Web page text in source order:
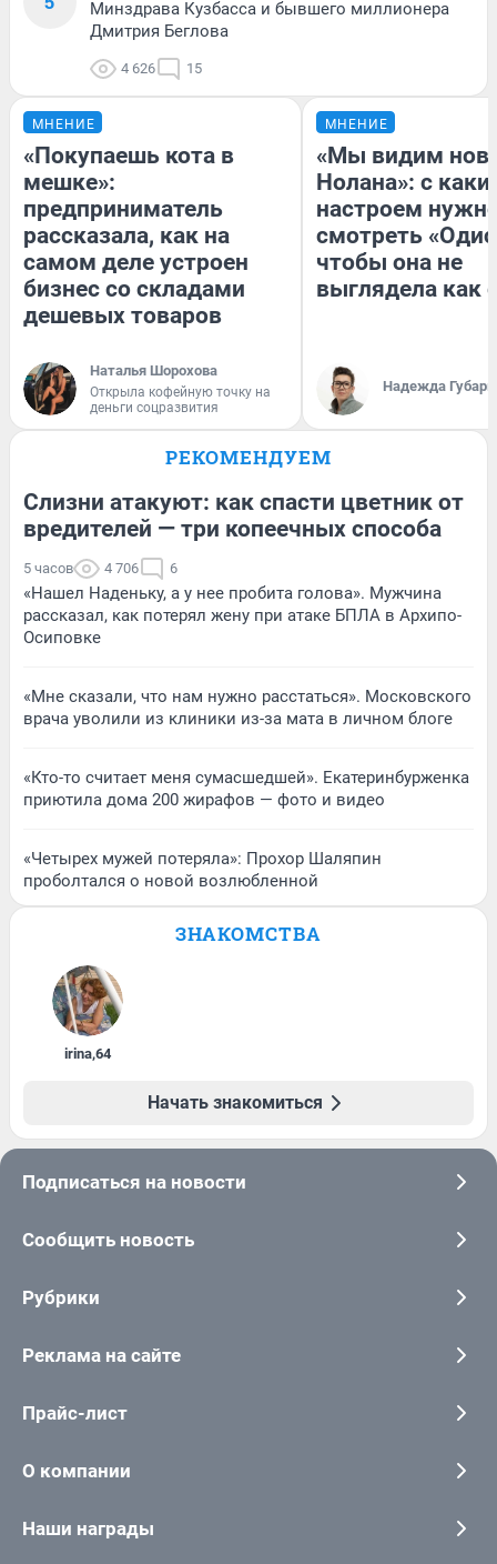
Минздрава Кузбасса и бывшего миллионера
Дмитрия Беглова
4 626 15
МНЕНИЕ
«Покупаешь кота в
мешке»:
предприниматель
рассказала, как на
самом деле устроен
бизнес со складами
дешевых товаров
Наталья Шорохова
Открыла кофейную точку на
деньги соцразвития
МНЕНИЕ
«Мы видим
Нолана»: с
настроем
смотреть
чтобы она не
выглядела как
Надежда Губарь
РЕКОМЕНДУЕМ
Слизни атакуют: как спасти цветник от
вредителей — три копеечных способа
5 часов 4 706 6
«Нашел Наденьку, а у нее пробита голова». Мужчина
рассказал, как потерял жену при атаке БПЛА в Архипо-
Осиповке
«Мне сказали, что нам нужно расстаться». Московского
врача уволили из клиники из-за мата в личном блоге
«Кто-то считает меня сумасшедшей». Екатеринбурженка
приютила дома 200 жирафов — фото и видео
«Четырех мужей потеряла»: Прохор Шаляпин
проболтался о новой возлюбленной
ЗНАКОМСТВА
irina,64
Начать знакомиться
Подписаться на новости
Сообщить новость
Рубрики
Реклама на сайте
Прайс-лист
О компании
Наши награды